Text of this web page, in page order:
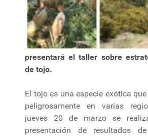
presentará el taller sobre
de tojo.
El tojo es una especie exótica
peligrosamente en varias
jueves 20 de marzo se
presentación de resultados